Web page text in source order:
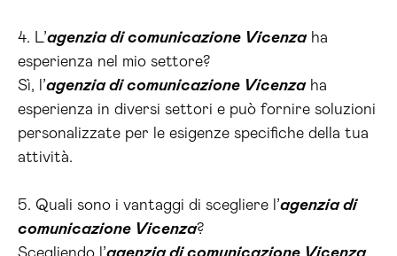
4. L’agenzia di comunicazione Vicenzaha
esperienza nel mio settore?
Sì, l’agenzia di comunicazione Vicenzaha
esperienza in diversi settori e può fornire soluzioni
personalizzate per le esigenze specifiche della tua
attività.
5. Quali sono i vantaggi di scegliere l’agenzia di
comunicazione Vicenza?